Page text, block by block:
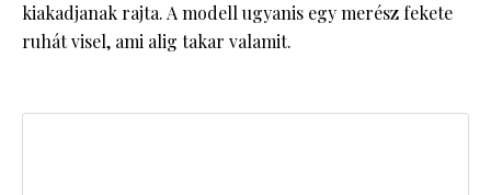
kiakadjanak rajta. A modell ugyanis egy merész fekete
ruhát visel, ami alig takar valamit.